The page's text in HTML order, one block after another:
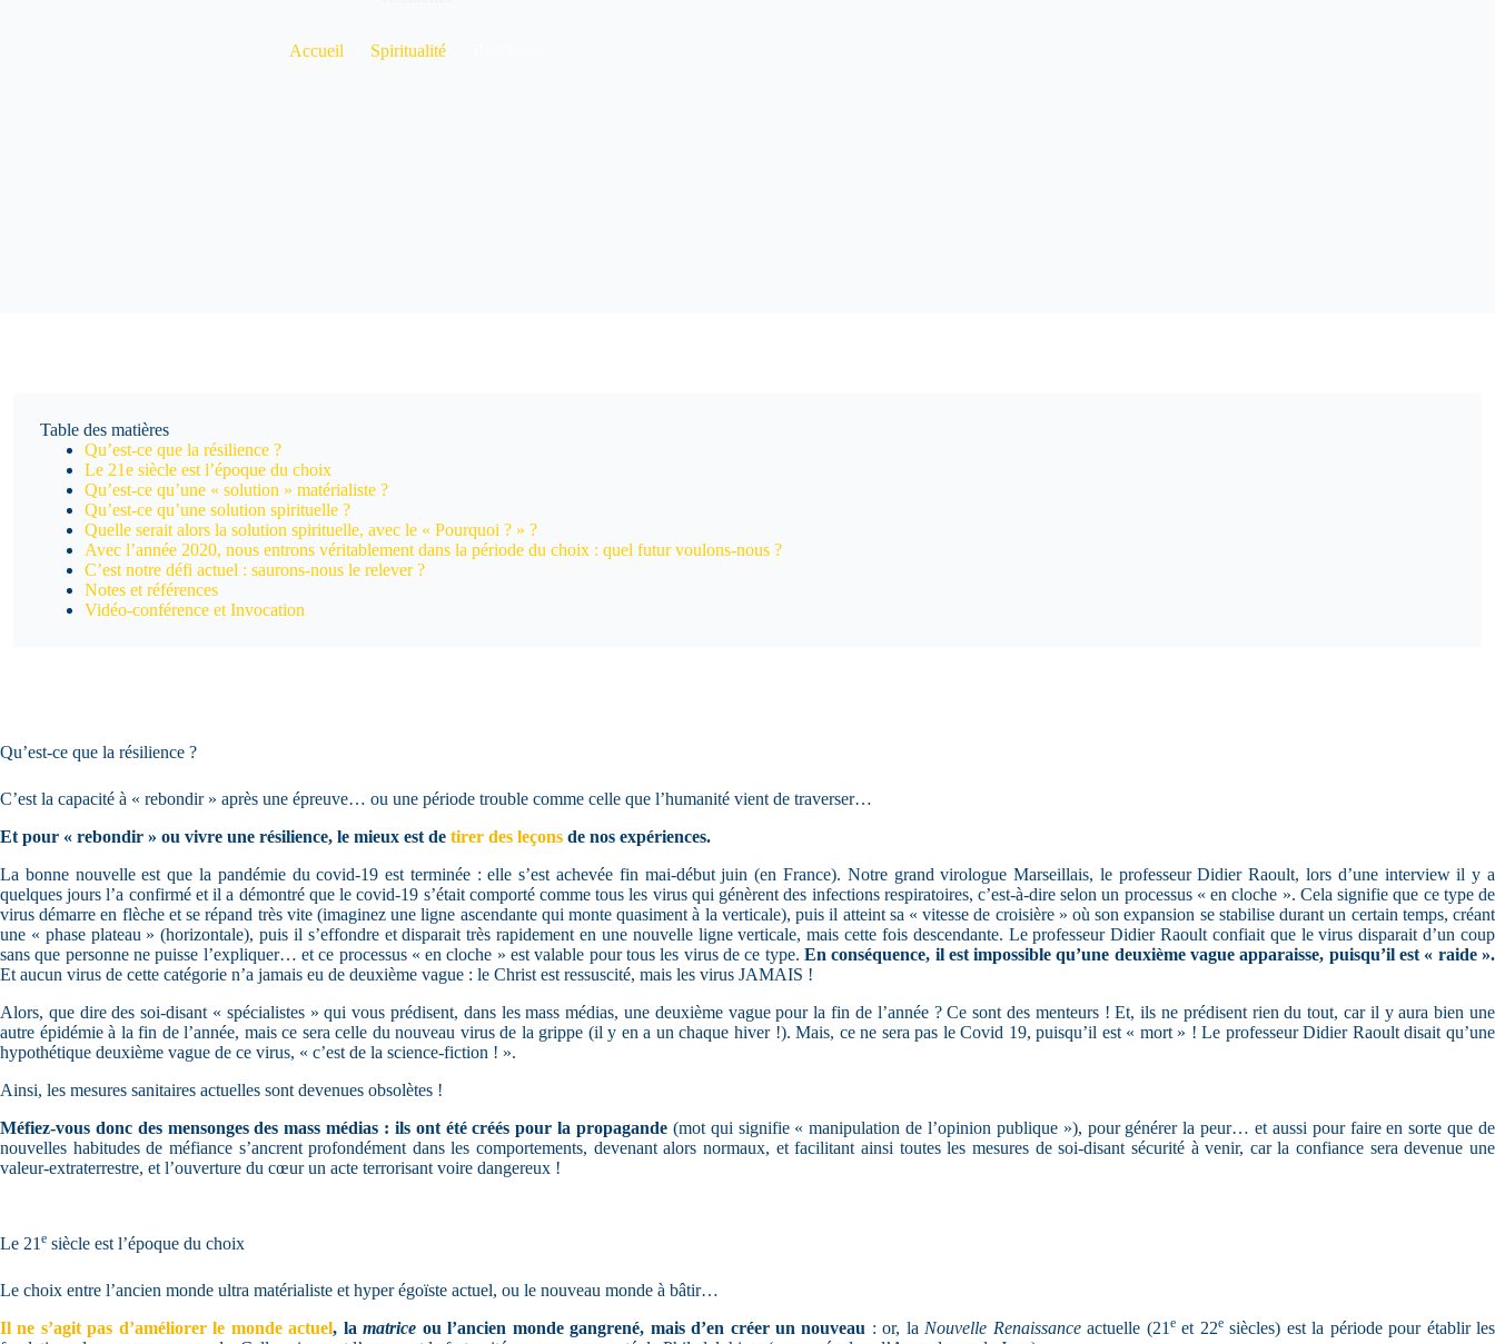
Accueil Spiritualité
Table des matières
Qu’est-ce que la résilience ?
Le 21e siècle est l’époque du choix
Qu’est-ce qu’une « solution » matérialiste ?
Qu’est-ce qu’une solution spirituelle ?
Quelle serait alors la solution spirituelle, avec le « Pourquoi ? » ?
Avec l’année 2020, nous entrons véritablement dans la période du choix : quel futur voulons-nous ?
C’est notre défi actuel : saurons-nous le relever ?
Notes et références
Vidéo-conférence et Invocation
Qu’est-ce que la résilience ?
C’est la capacité à « rebondir » après une épreuve… ou une période trouble comme celle que l’humanité vient de traverser…
Et pour « rebondir » ou vivre une résilience, le mieux est de tirer des leçons de nos expériences.
La bonne nouvelle est que la pandémie du covid-19 est terminée : elle s’est achevée fin mai-début juin (en France). Notre grand virologue Marseillais, le professeur Didier Raoult, lors d’une interview il y a
quelques jours l’a confirmé et il a démontré que le covid-19 s’était comporté comme tous les virus qui génèrent des infections respiratoires, c’est-à-dire selon un processus « en cloche ». Cela signifie que ce type de
virus démarre en flèche et se répand très vite (imaginez une ligne ascendante qui monte quasiment à la verticale), puis il atteint sa « vitesse de croisière » où son expansion se stabilise durant un certain temps, créant
une « phase plateau » (horizontale), puis il s’effondre et disparait très rapidement en une nouvelle ligne verticale, mais cette fois descendante. Le professeur Didier Raoult confiait que le virus disparait d’un coup
sans que personne ne puisse l’expliquer… et ce processus « en cloche » est valable pour tous les virus de ce type. En conséquence, il est impossible qu’une deuxième vague apparaisse, puisqu’il est « raide ».
Et aucun virus de cette catégorie n’a jamais eu de deuxième vague : le Christ est ressuscité, mais les virus JAMAIS !
Alors, que dire des soi-disant « spécialistes » qui vous prédisent, dans les mass médias, une deuxième vague pour la fin de l’année ? Ce sont des menteurs ! Et, ils ne prédisent rien du tout, car il y aura bien une
autre épidémie à la fin de l’année, mais ce sera celle du nouveau virus de la grippe (il y en a un chaque hiver !). Mais, ce ne sera pas le Covid 19, puisqu’il est « mort » ! Le professeur Didier Raoult disait qu’une
hypothétique deuxième vague de ce virus, « c’est de la science-fiction ! ».
Ainsi, les mesures sanitaires actuelles sont devenues obsolètes !
Méfiez-vous donc des mensonges des mass médias : ils ont été créés pour la propagande (mot qui signifie « manipulation de l’opinion publique »), pour générer la peur… et aussi pour faire en sorte que de
nouvelles habitudes de méfiance s’ancrent profondément dans les comportements, devenant alors normaux, et facilitant ainsi toutes les mesures de soi-disant sécurité à venir, car la confiance sera devenue une
valeur-extraterrestre, et l’ouverture du cœur un acte terrorisant voire dangereux !
Le 21 e siècle est l’époque du choix
Le choix entre l’ancien monde ultra matérialiste et hyper égoïste actuel, ou le nouveau monde à bâtir…
Il ne s’agit pas d’améliorer le monde actuel, lamatrice ou l’ancien monde gangrené, mais d’en créer un nouveau : or, la Nouvelle Renaissanceactuelle (21 eet 22esiècles) est la période pour établir les